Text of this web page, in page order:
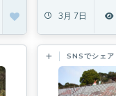
3月 7日
SNSでシェア